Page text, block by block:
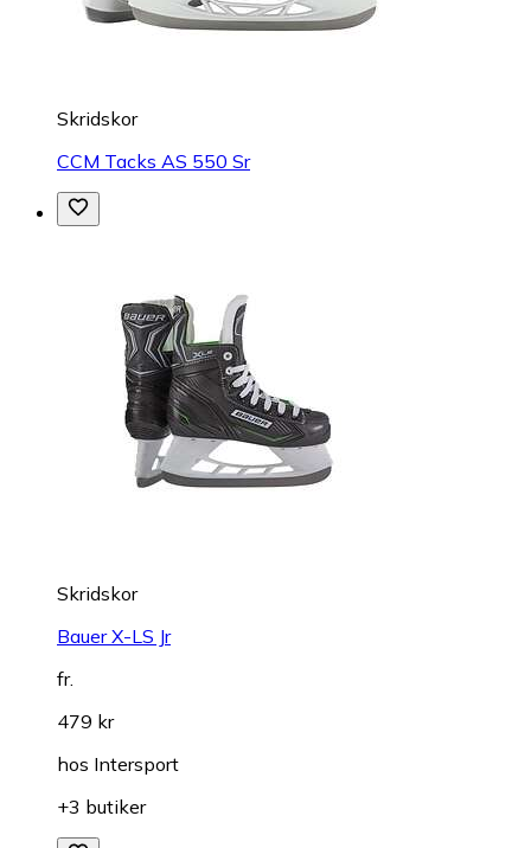
Skridskor
CCM Tacks AS 550 Sr
Skridskor
Bauer X-LS Jr
fr.
479 kr
hos Intersport
+3 butiker